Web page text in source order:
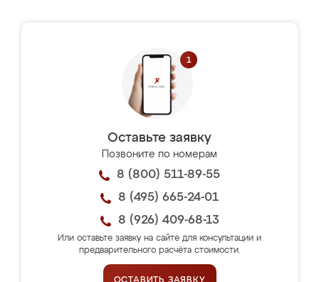
Оставьте заявку
Позвоните по номерам
8 (800) 511-89-55
8 (495) 665-24-01
8 (926) 409-68-13
Или оставьте заявку на сайте для консультации и
предварительного расчёта стоимости.